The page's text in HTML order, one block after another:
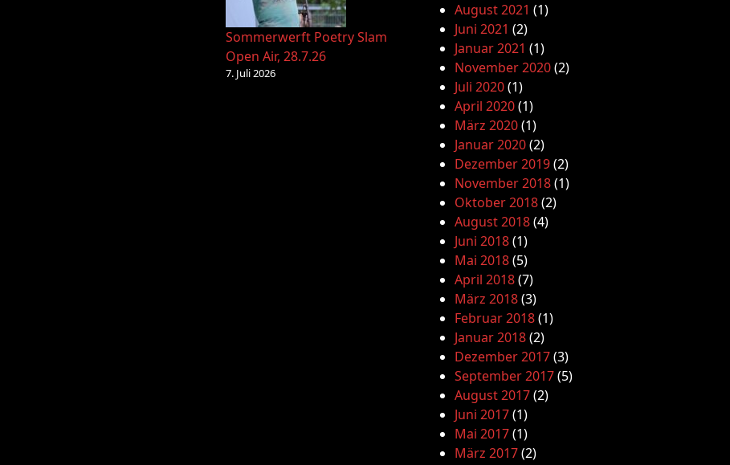
Sommerwerft Poetry Slam
Open Air, 28.7.26
7. Juli 2026
August 2021 (1)
Juni 2021 (2)
Januar 2021 (1)
November 2020(2)
Juli 2020(1)
April 2020(1)
März 2020(1)
Januar 2020(2)
Dezember 2019(2)
November 2018(1)
Oktober 2018(2)
August 2018(4)
Juni 2018(1)
Mai 2018(5)
April 2018(7)
März 2018(3)
Februar 2018(1)
Januar 2018(2)
Dezember 2017(3)
September 2017(5)
August 2017(2)
Juni 2017(1)
Mai 2017(1)
März 2017(2)